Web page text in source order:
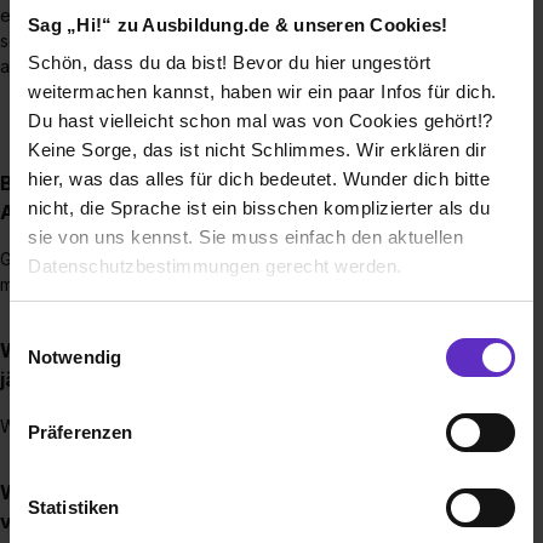
Sag „Hi!“ zu Ausbildung.de & unseren Cookies!
Schön, dass du da bist! Bevor du hier ungestört
weitermachen kannst, haben wir ein paar Infos für dich.
Du hast vielleicht schon mal was von Cookies gehört!?
Keine Sorge, das ist nicht Schlimmes. Wir erklären dir
hier, was das alles für dich bedeutet. Wunder dich bitte
nicht, die Sprache ist ein bisschen komplizierter als du
sie von uns kennst. Sie muss einfach den aktuellen
Datenschutzbestimmungen gerecht werden.
Benutzung der Webseite getroffenen Einstellungen zu
Webseite zu analysieren („Statistiken“), um
Informationen zu deiner Verwendung unserer Website an
Notwendig
Präferenzen
Statistiken
einem Assessmentcenter ein. Danach erhältst du eine
schnelle Rückmeldung, ob wir dir einen Dualen Studienplatz
anbieten können.
Bis wann muss man sich für einen
Ausbildungs-/Studienplatz bewerben?
Grundsätzlich ist eine Bewerbung das ganze Jahr über
möglich.
Wie viele Ausbildungs-/Studienstellen werden
jährlich bei Ihnen ausgeschrieben?
Wir bieten an drei Standorten insgesamt 12 Plätze an.
Wie werden Ausbildungsstellen bei Ihnen
vergütet?